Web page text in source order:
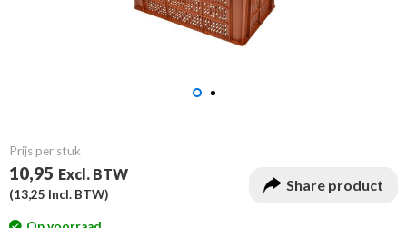
Prijs per stuk
10,95 Excl. BTW
(13,25 Incl. BTW)
Share product